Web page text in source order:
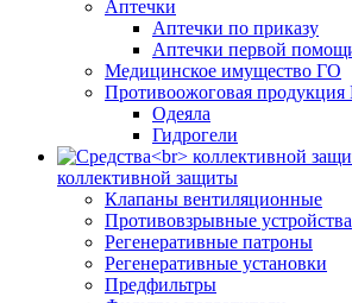
Аптечки
Аптечки по приказу
Аптечки первой
Медицинское имущество ГО
Противоожоговая продукция
Одеяла
Гидрогели
коллективной защиты
Клапаны вентиляционные
Противовзрывные устройства
Регенеративные патроны
Регенеративные установки
Предфильтры